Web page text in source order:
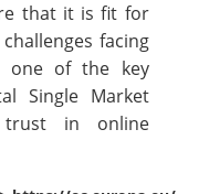
that it is fit for
facing
one of the key
Single Market
trust in online